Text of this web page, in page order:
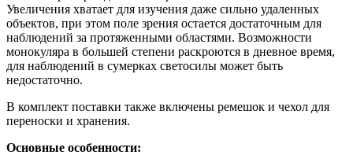
Увеличения хватает для изучения даже сильно удаленных
объектов, при этом поле зрения остается достаточным для
наблюдений за протяженными областями. Возможности
монокуляра в большей степени раскроются в дневное время,
для наблюдений в сумерках светосилы может быть
недостаточно.
В комплект поставки также включены ремешок и чехол для
переноски и хранения.
Основные особенности: